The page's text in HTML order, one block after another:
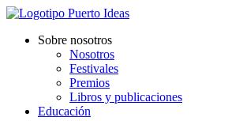
Sobre nosotros
Nosotros
Festivales
Premios
Libros y publicaciones
Educación